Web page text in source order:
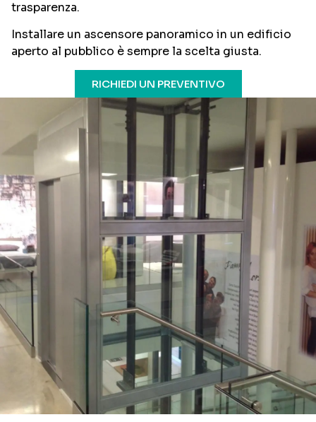
trasparenza.
Installare un ascensore panoramico in un edificio
aperto al pubblico è sempre la scelta giusta.
RICHIEDI UN PREVENTIVO